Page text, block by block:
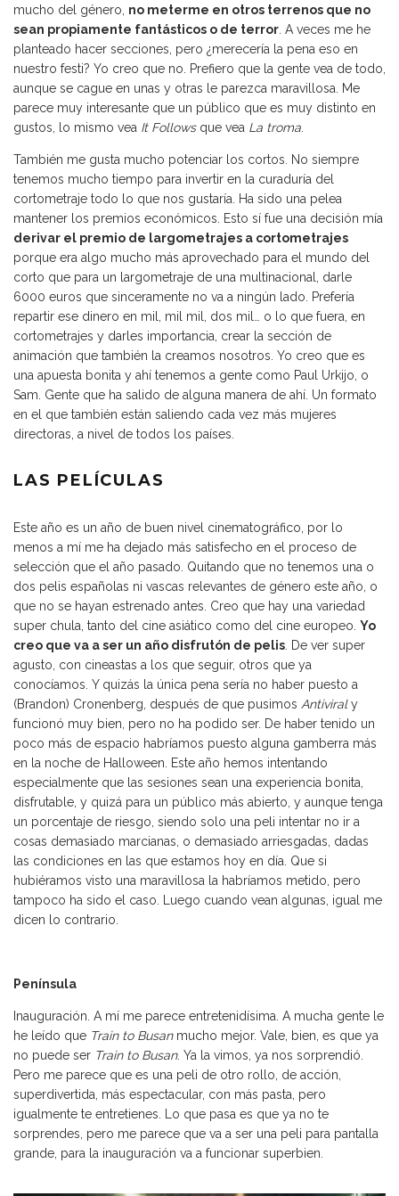
mucho del género, no meterme en otros terrenos que no
sean propiamente fantásticos o de terror. A veces me he
planteado hacer secciones, pero ¿merecería la pena eso en
nuestro festi? Yo creo que no. Prefiero que la gente vea de todo,
aunque se cague en unas y otras le parezca maravillosa. Me
parece muy interesante que un público que es muy distinto en
gustos, lo mismo vea It Followsque vea La troma.
También me gusta mucho potenciar los cortos. No siempre
tenemos mucho tiempo para invertir en la curaduría del
cortometraje todo lo que nos gustaría. Ha sido una pelea
mantener los premios económicos. Esto sí fue una decisión mía
derivar el premio de largometrajes a cortometrajes
porque era algo mucho más aprovechado para el mundo del
corto que para un largometraje de una multinacional, darle
6000 euros que sinceramente no va a ningún lado. Prefería
repartir ese dinero en mil, mil mil, dos mil… o lo que fuera, en
cortometrajes y darles importancia, crear la sección de
animación que también la creamos nosotros. Yo creo que es
una apuesta bonita y ahí tenemos a gente como Paul Urkijo, o
Sam. Gente que ha salido de alguna manera de ahí. Un formato
en el que también están saliendo cada vez más mujeres
directoras, a nivel de todos los países.
LAS PELÍCULAS
Este año es un año de buen nivel cinematográfico, por lo
menos a mí me ha dejado más satisfecho en el proceso de
selección que el año pasado. Quitando que no tenemos una o
dos pelis españolas ni vascas relevantes de género este año, o
que no se hayan estrenado antes. Creo que hay una variedad
super chula, tanto del cine asiático como del cine europeo. Yo
creo que va a ser un año disfrutón de pelis. De ver super
agusto, con cineastas a los que seguir, otros que ya
conocíamos. Y quizás la única pena sería no haber puesto a
(Brandon) Cronenberg, después de que pusimos Antiviraly
funcionó muy bien, pero no ha podido ser. De haber tenido un
poco más de espacio habríamos puesto alguna gamberra más
en la noche de Halloween. Este año hemos intentando
especialmente que las sesiones sean una experiencia bonita,
disfrutable, y quizá para un público más abierto, y aunque tenga
un porcentaje de riesgo, siendo solo una peli intentar no ir a
cosas demasiado marcianas, o demasiado arriesgadas, dadas
las condiciones en las que estamos hoy en día. Que si
hubiéramos visto una maravillosa la habríamos metido, pero
tampoco ha sido el caso. Luego cuando vean algunas, igual me
dicen lo contrario.
Península
Inauguración. A mí me parece entretenidísima. A mucha gente le
he leído que Train to Busanmucho mejor. Vale, bien, es que ya
no puede ser Train to Busan. Ya la vimos, ya nos sorprendió.
Pero me parece que es una peli de otro rollo, de acción,
superdivertida, más espectacular, con más pasta, pero
igualmente te entretienes. Lo que pasa es que ya no te
sorprendes, pero me parece que va a ser una peli para pantalla
grande, para la inauguración va a funcionar superbien.